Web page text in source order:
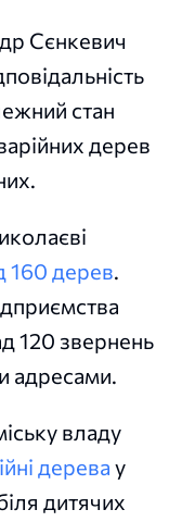
Сєнкевич
стан
дерев
160 дерев.
120 звернень
адресами.
владу
дерева у
дитячих